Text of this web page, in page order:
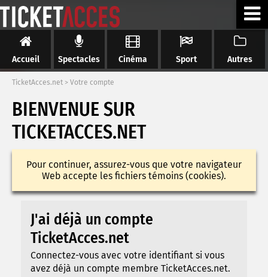
Accueil Spectacles Cinéma Sport Autres
TicketAcces.net > Votre compte
BIENVENUE SUR
TICKETACCES.NET
Pour continuer, assurez-vous que votre navigateur
Web accepte les fichiers témoins (cookies).
J'ai déjà un compte
TicketAcces.net
Connectez-vous avec votre identifiant si vous
avez déjà un compte membre TicketAcces.net.